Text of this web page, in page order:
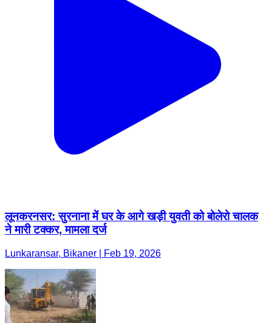
लूनकरनसर: सुरनाना में घर के आगे खड़ी युवती को बोलेरो चालक
ने मारी टक्कर, मामला दर्ज
Lunkaransar, Bikaner | Feb 19, 2026